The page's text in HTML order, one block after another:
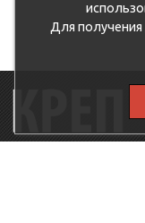
Для